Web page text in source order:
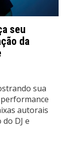
seu
da
sua
autorais
DJ e